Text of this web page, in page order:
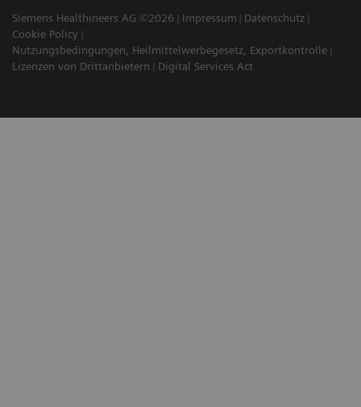
Siemens Healthineers AG ©2026 Impressum
Datenschutz
Cookie Policy
Nutzungsbedingungen, Heilmittelwerbegesetz, Exportkontrolle
Lizenzen von Drittanbietern
Digital Services Act